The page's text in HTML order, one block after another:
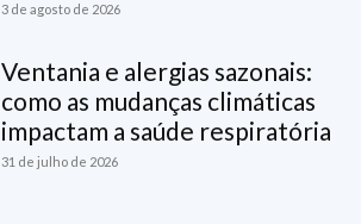
3 de agosto de 2026
Ventania e alergias sazonais:
como as mudanças climáticas
impactam a saúde respiratória
31 de julho de 2026